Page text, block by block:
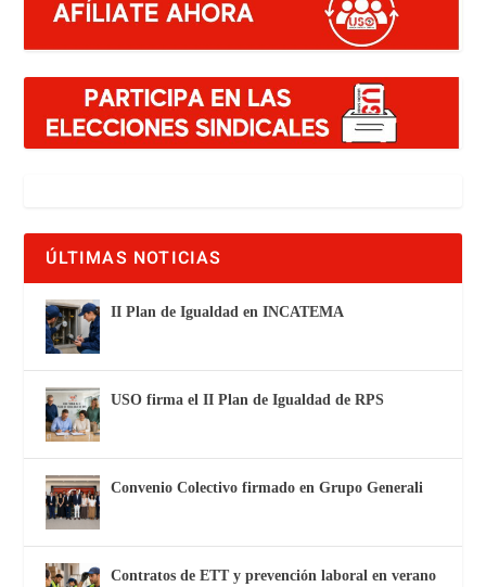
ÚLTIMAS NOTICIAS
II Plan de Igualdad en INCATEMA
USO firma el II Plan de Igualdad de RPS
Convenio Colectivo firmado en Grupo Generali
Contratos de ETT y prevención laboral en verano